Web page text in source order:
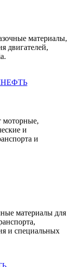
материалы,
двигателей,
моторные,
и
и
материалы для
и специальных